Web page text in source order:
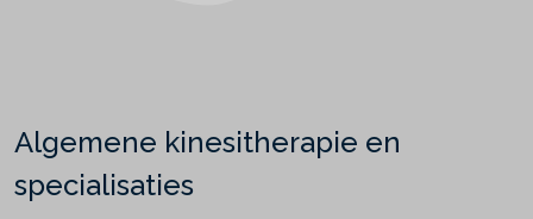
Algemene kinesitherapie en
specialisaties